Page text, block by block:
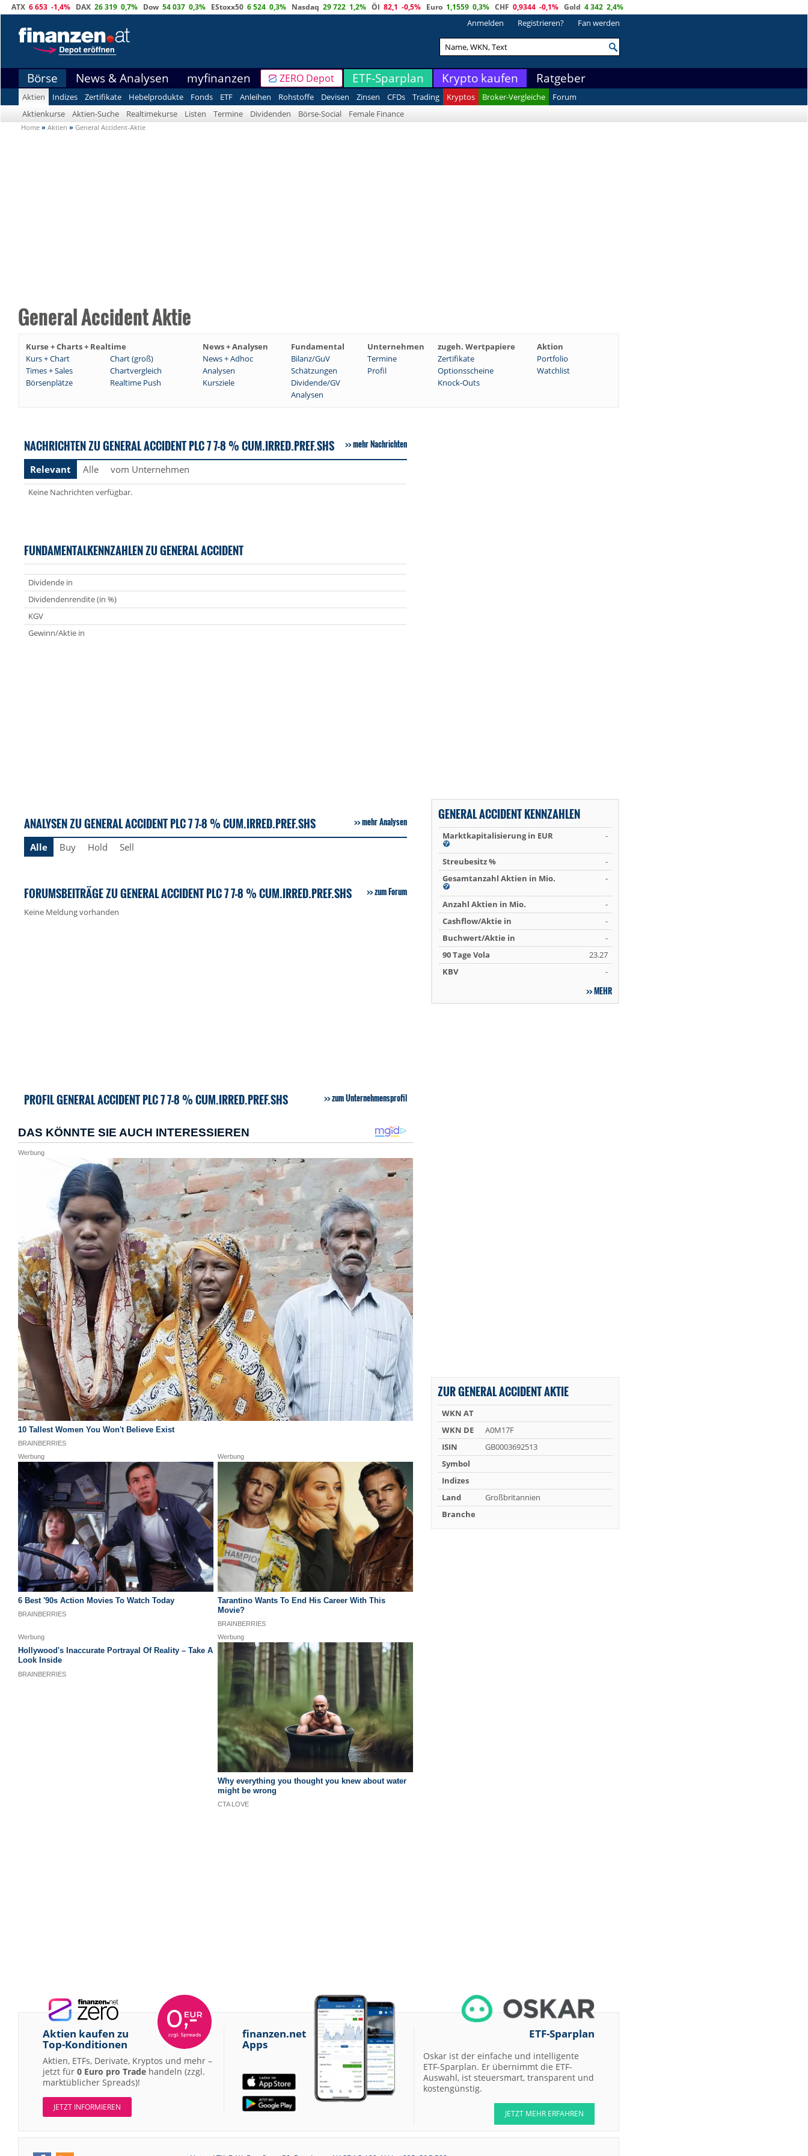
ATX 6 653 -1,4% DAX 26 319 0,7% Dow 54 037 0,3% EStoxx50 6 524 0,3% Nasdaq 29 722 1,2% Öl 82,1 -0,5% Euro 1,1559 0,3% CHF 0,9344 -0,1% Gold 4 342 2,4%
Anmelden Registrieren? Fan werden
Börse News & Analysen myfinanzen ZERO Depot ETF-Sparplan Krypto kaufen Ratgeber
Aktien Indizes Zertifikate Hebelprodukte Fonds ETF Anleihen Rohstoffe Devisen Zinsen CFDs Trading Kryptos Broker-Vergleiche
Forum
Aktienkurse
Aktien-Suche Realtimekurse Listen Termine Dividenden Börse-Social Female Finance
Home » Aktien » General Accident-Aktie
General Accident Aktie
Kurse + Charts + Realtime News + Analysen Fundamental Unternehmen zugeh. Wertpapiere
Aktion
Kurs + Chart
Chart (groß) News + Adhoc Bilanz/GuV Termine Zertifikate
Portfolio
Times + Sales
Chartvergleich Analysen Schätzungen Profil Optionsscheine
Watchlist
Börsenplätze
Realtime Push Kursziele Dividende/GV
Knock-Outs
Analysen
NACHRICHTEN ZU GENERAL ACCIDENT PLC 7 7-8 % CUM.IRRED.PREF.SHS mehr Nachrichten
Relevant Alle vom Unternehmen
Keine Nachrichten verfügbar.
FUNDAMENTALKENNZAHLEN ZU GENERAL ACCIDENT
Dividende in
Dividendenrendite (in %)
KGV
Gewinn/Aktie in
ANALYSEN ZU GENERAL ACCIDENT PLC 7 7-8 % CUM.IRRED.PREF.SHS mehr Analysen
Alle Buy Hold Sell
FORUMSBEITRÄGE ZU GENERAL ACCIDENT PLC 7 7-8 % CUM.IRRED.PREF.SHS zum Forum
Keine Meldung vorhanden
PROFIL GENERAL ACCIDENT PLC 7 7-8 % CUM.IRRED.PREF.SHS zum Unternehmensprofil
GENERAL ACCIDENT KENNZAHLEN
Marktkapitalisierung in EUR -
Streubesitz %
-
Gesamtanzahl Aktien in Mio.
-
Anzahl Aktien in Mio.
-
Cashflow/Aktie in
-
Buchwert/Aktie in
-
90 Tage Vola
23.27
KBV
-
MEHR
ZUR GENERAL ACCIDENT AKTIE
WKN AT
WKN DE
A0M17F
ISIN
GB0003692513
Symbol
Indizes
Land
Großbritannien
Branche
Aktien kaufen zu
Top-Konditionen
Aktien, ETFs, Derivate, Kryptos und mehr –
jetzt für 0 Euro pro Trade handeln (zzgl.
marktüblicher Spreads)!
JETZT INFORMIEREN
finanzen.net
Apps
ETF-Sparplan
Oskar ist der einfache und intelligente
ETF-Sparplan. Er übernimmt die ETF-
Auswahl, ist steuersmart, transparent und
kostengünstig.
JETZT MEHR ERFAHREN